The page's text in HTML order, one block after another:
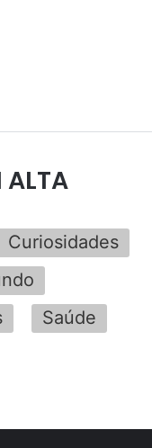
ALTA
Curiosidades
Saúde